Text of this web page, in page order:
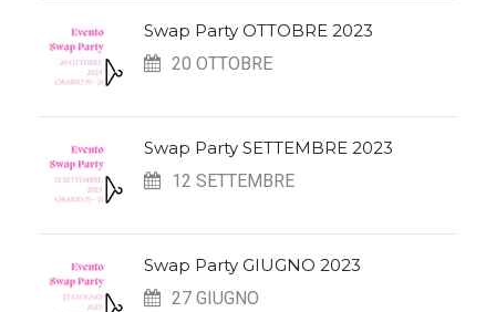
Swap Party OTTOBRE 2023
20 OTTOBRE
Swap Party SETTEMBRE 2023
12 SETTEMBRE
Swap Party GIUGNO 2023
27 GIUGNO